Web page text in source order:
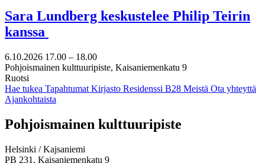
Sara Lundberg keskustelee Philip Teirin
kanssa
6.10.2026 17.00 – 18.00
Pohjoismainen kulttuuripiste, Kaisaniemenkatu 9
Ruotsi
Hae tukea Tapahtumat Kirjasto Residenssi B28 Meistä Ota yhteyttä
Ajankohtaista
Facebook:
Avataan
välilehteen
Instagram:
Avataan
välilehteen
TikTok:
Avataan
välilehteen
Youtube:
Avataan
välilehteen
Vimeo:
Avataan
välilehteen
Pohjoismainen kulttuuripiste
Helsinki / Kajsaniemi
PB 231, Kaisaniemenkatu 9